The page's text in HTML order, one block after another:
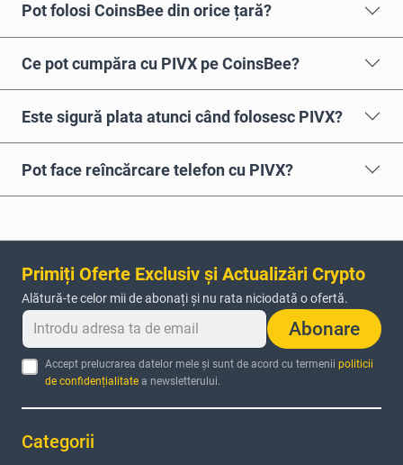
Pot folosi CoinsBee din orice țară?
Ce pot cumpăra cu PIVX pe CoinsBee?
Este sigură plata atunci când folosesc PIVX?
Pot face reîncărcare telefon cu PIVX?
Primiți Oferte Exclusiv și Actualizări Crypto
Alătură-te celor mii de abonați și nu rata niciodată o ofertă.
Abonare
Accept prelucrarea datelor mele și sunt de acord cu termeniipoliticii
de confidențialitate a newsletterului.
Categorii